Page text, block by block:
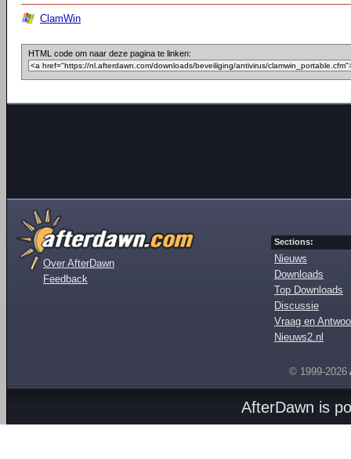
ClamWin
HTML code om naar deze pagina te linken:
Over AfterDawn
Feedback
Sections:
Nieuws
Downloads
Top Downloads
Discussie
Vraag en
Nieuws2.nl
© 1999-2026
AfterDawn is